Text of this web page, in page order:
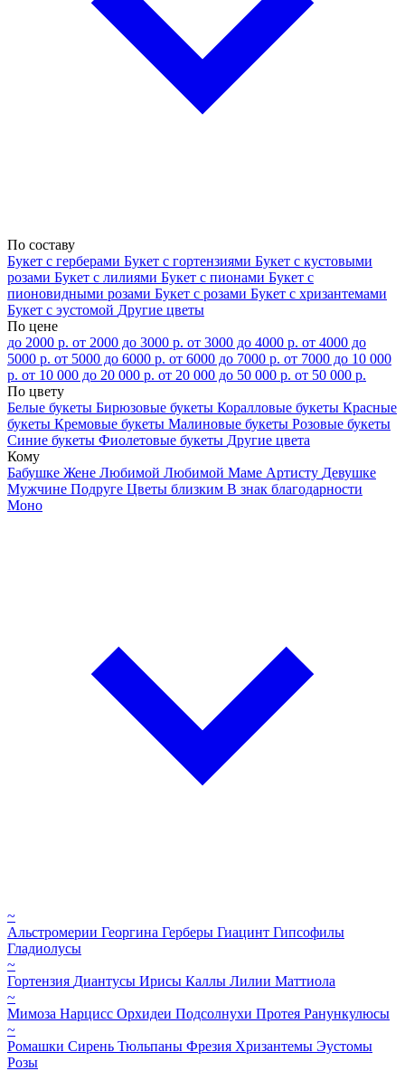
По составу
Букет с герберами Букет с гортензиями Букет с кустовыми
розами Букет с лилиями Букет с пионами Букет с
пионовидными розами Букет с розами Букет с хризантемами
Букет с эустомой Другие цветы
По цене
до 2000 р. от 2000 до 3000 р. от 3000 до 4000 р. от 4000 до
5000 р. от 5000 до 6000 р. от 6000 до 7000 р. от 7000 до 10 000
р. от 10 000 до 20 000 р. от 20 000 до 50 000 р. от 50 000 р.
По цвету
Белые букеты Бирюзовые букеты Коралловые букеты Красные
букеты Кремовые букеты Малиновые букеты Розовые букеты
Синие букеты Фиолетовые букеты Другие цвета
Кому
Бабушке Жене Любимой Любимой Маме Артисту Девушке
Мужчине Подруге Цветы близким В знак благодарности
Моно
~
Альстромерии Георгина Герберы Гиацинт Гипсофилы
Гладиолусы
~
Гортензия Диантусы Ирисы Каллы Лилии Маттиола
~
Мимоза Нарцисс Орхидеи Подсолнухи Протея Ранункулюсы
~
Ромашки Сирень Тюльпаны Фрезия Хризантемы Эустомы
Розы